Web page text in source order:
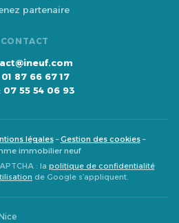
partenaire
CONTACT
01 87 66 67 17
07 55 54 06 93
légales–Gestion des cookies–
immobilier neuf
: la politique de confidentialité
de Google s’appliquent.